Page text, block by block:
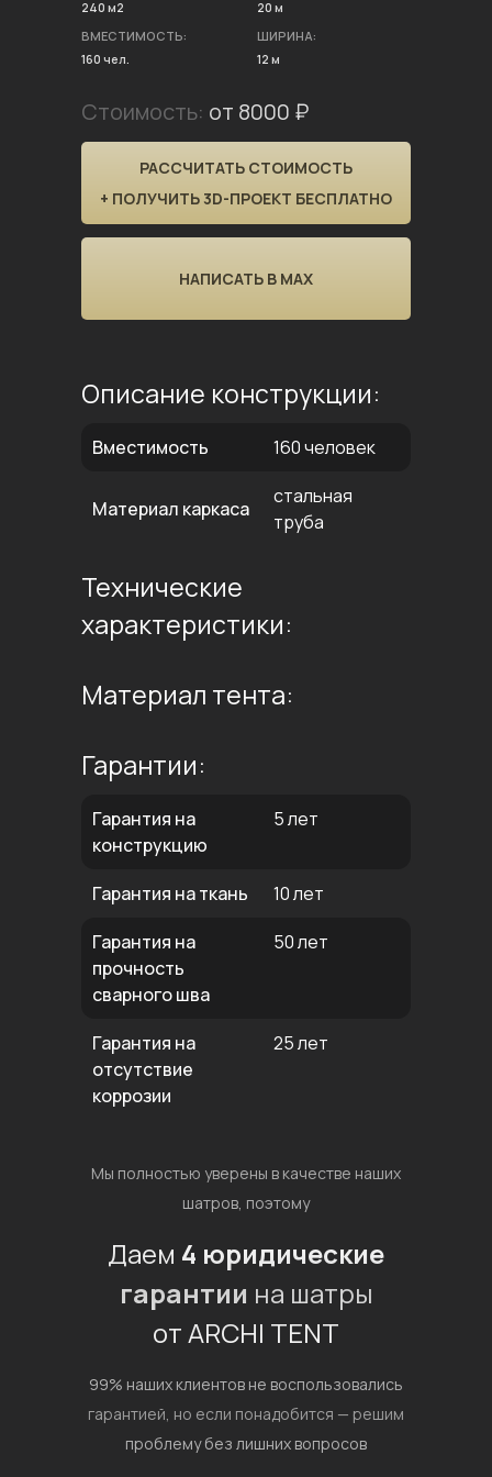
240 м2
20 м
ВМЕСТИМОСТЬ:
160 чел.
ШИРИНА:
12 м
Стоимость: от 8000 ₽
РАССЧИТАТЬ СТОИМОСТЬ
+ ПОЛУЧИТЬ 3D-ПРОЕКТ БЕСПЛАТНО
НАПИСАТЬ В MAX
Описание конструкции:
Вместимость 160 человек
Материал каркаса
стальная
труба
Технические
характеристики:
Материал тента:
Гарантии:
Гарантия на
конструкцию
5 лет
Гарантия на ткань
10 лет
Гарантия на
прочность
сварного шва
50 лет
Гарантия на
отсутствие
коррозии
25 лет
Мы полностью уверены в качестве наших
шатров, поэтому
Даем 4 юридические
гарантии на шатры
от ARCHI TENT
99% наших клиентов не воспользовались
гарантией, но если понадобится — решим
проблему без лишних вопросов